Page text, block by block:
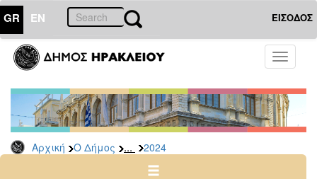
GR EN ΕΙΣΟΔΟΣ
Toggle
Αρχική Ο Δήμος ... 2024
ΔΗΜΟΣ
Δελτία
Τύπου
Αρχείο
2026